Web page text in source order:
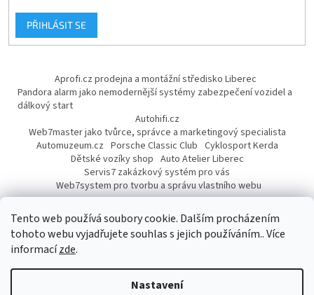
Tento web používá soubory cookie. Dalším procházením
tohoto webu vyjadřujete souhlas s jejich používáním.. Více
informacízde.
Nastavení
PŘIHLÁSIT SE
Aprofi.cz prodejna a montážní středisko Liberec
Pandora alarm jako nemodernější systémy zabezpečení vozidel a
dálkový start
Autohifi.cz
Web7master jako tvůrce, správce a marketingový specialista
Automuzeum.cz Porsche Classic Club Cyklosport Kerda
Dětské vozíky shop Auto Atelier Liberec
Servis7 zakázkový systém pro vás
Web7system pro tvorbu a správu vlastního webu
Dárek